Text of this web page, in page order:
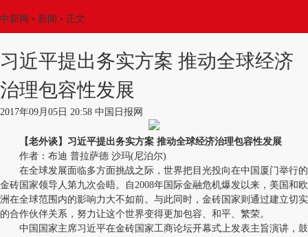
中新网 • 新闻 • 正文
习近平提出务实方案 推动全球经济
治理包容性发展
2017年09月05日 20:58 中国日报网
【老外谈】习近平提出务实方案 推动全球经济治理包容性发展
作者：布迪 普拉萨德 沙玛(尼泊尔)
在全球发展面临多方面挑战之际，世界把目光投向在中国厦门举行的
金砖国家领导人第九次会晤。自2008年国际金融危机爆发以来，美国和欧
洲在全球范围内的影响力大不如前。与此同时，金砖国家则通过建立切实
的合作伙伴关系，努力让这个世界变得更加包容、和平、繁荣。
中国国家主席习近平在金砖国家工商论坛开幕式上发表主旨演讲，鼓